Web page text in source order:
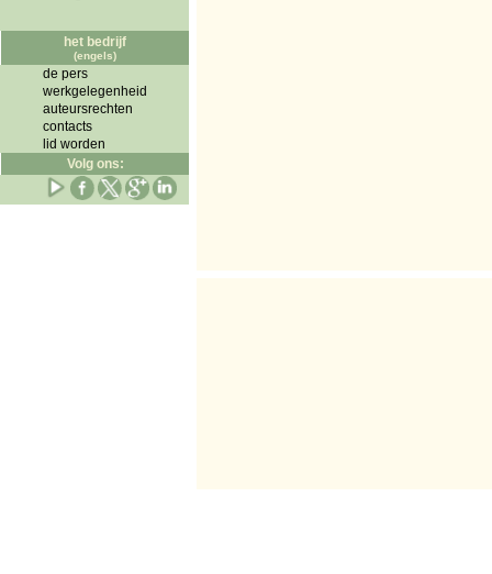
het bedrijf
(engels)
de pers
werkgelegenheid
auteursrechten
contacts
lid worden
Volg ons: